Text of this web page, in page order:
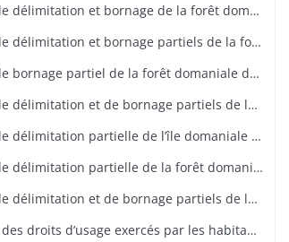
Procès-verbal de délimitation et bornage de la forêt domaniale de Wilsbach
Procès-verbal de délimitation et bornage partiels de la forêt domaniale de Riquewihr
Procès-verbal de bornage partiel de la forêt domaniale de la Glasshütte
Procès-verbal de délimitation et de bornage partiels de la forêt domaniale du Herrenberg
Procès-verbal de délimitation partielle de l’île domaniale de Schliengeneinerau
Procès-verbal de délimitation partielle de la forêt domaniale du Kastenwald
Procès-verbal de délimitation et de bornage partiels de la forêt domaniale de Lucelle
Cantonnement des droits d’usage exercés par les habitants de Murbach dans la forêt domaniale de Murbach